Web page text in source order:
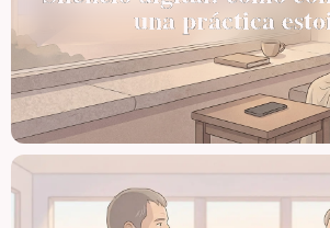
una práctica